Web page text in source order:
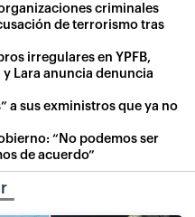
criminales
de terrorismo tras
irregulares en YPFB,
Lara anuncia denuncia
a sus exministros que ya no
“No podemos ser
de acuerdo”